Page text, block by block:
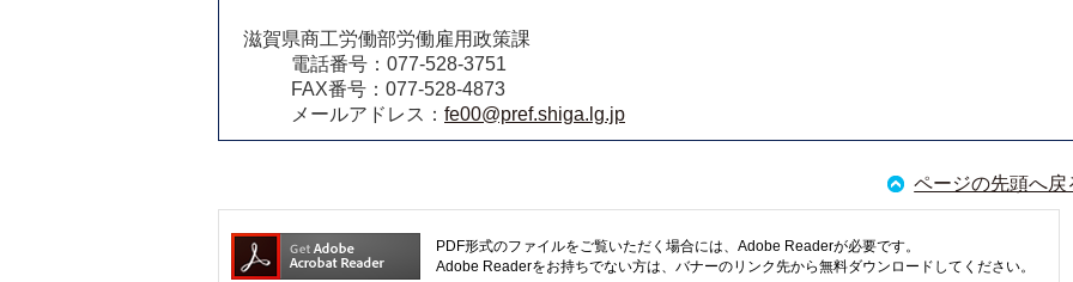
滋賀県商工労働部労働雇用政策課
電話番号：077-528-3751
FAX番号：077-528-4873
メールアドレス： fe00@pref.shiga.lg.jp
ページの先頭へ戻
PDF形式のファイルをご覧いただく場合には、Adobe Readerが必要です。
Adobe Readerをお持ちでない方は、バナーのリンク先から無料ダウンロードしてください。